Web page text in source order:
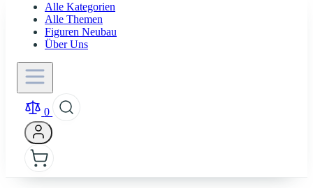
Alle Kategorien
Alle Themen
Figuren Neubau
Über Uns
0